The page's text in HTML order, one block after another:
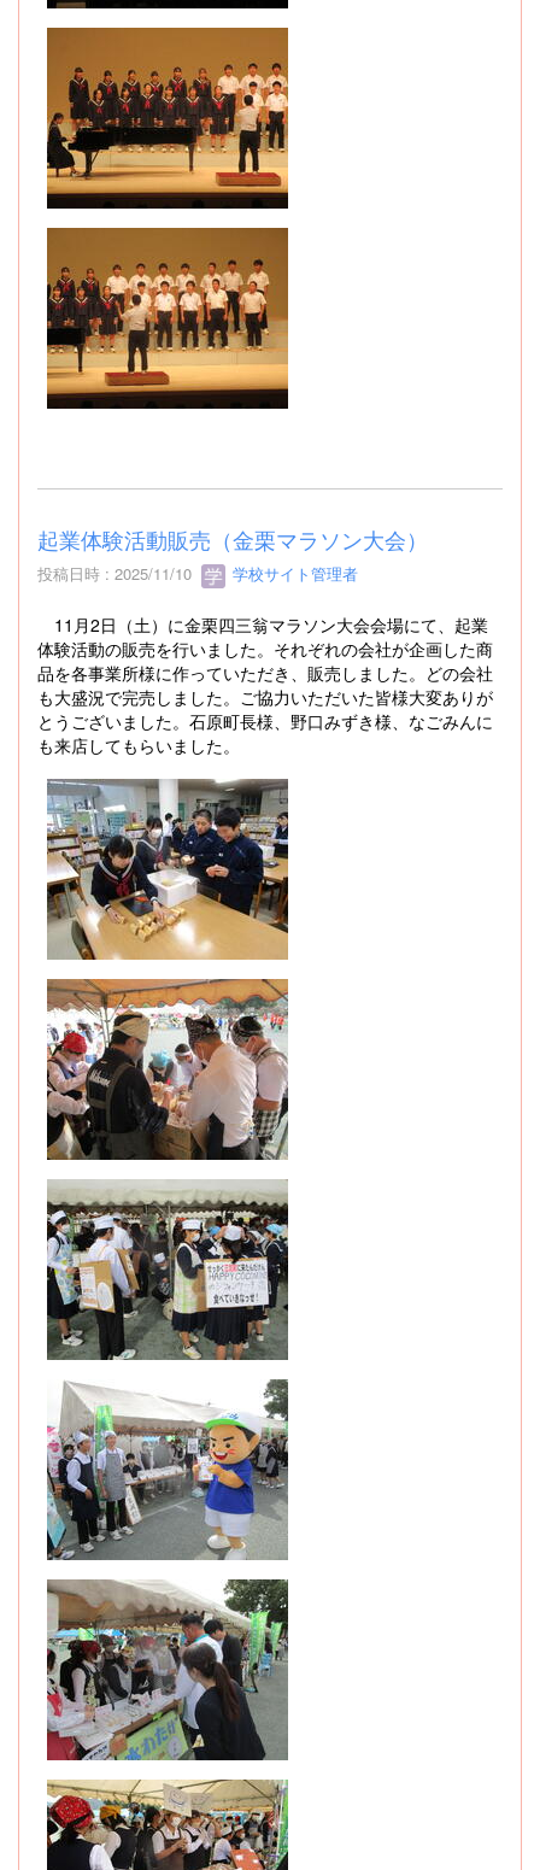
起業体験活動販売（金栗マラソン大会）
投稿日時 : 2025/11/10 学校サイト管理者
11月2日（土）に金栗四三翁マラソン大会会場にて、起業
体験活動の販売を行いました。それぞれの会社が企画した商
品を各事業所様に作っていただき、販売しました。どの会社
も大盛況で完売しました。ご協力いただいた皆様大変ありが
とうございました。石原町長様、野口みずき様、なごみんに
も来店してもらいました。